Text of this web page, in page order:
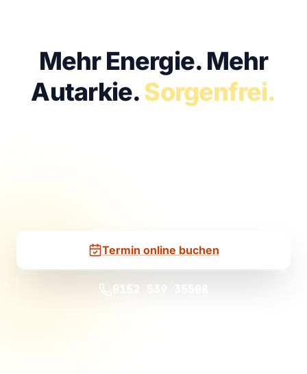
Mehr Energie. Mehr
Autarkie.Sorgenfrei.
Termin online buchen
0152 539 35508